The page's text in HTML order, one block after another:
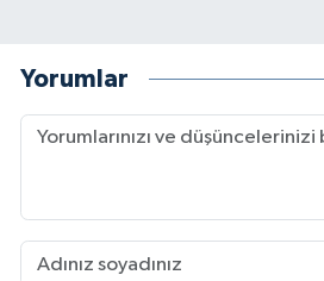
Yorumlar